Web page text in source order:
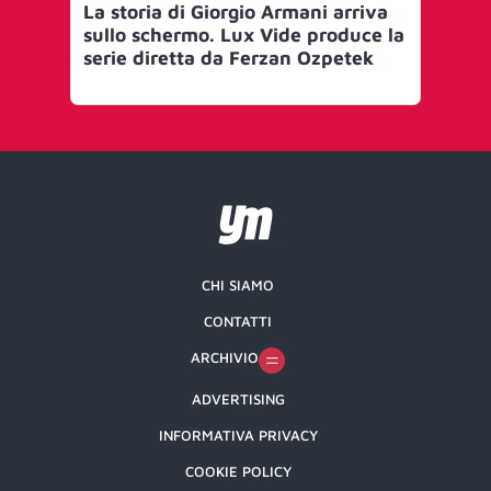
La storia di Giorgio Armani arriva
sullo schermo. Lux Vide produce la
serie diretta da Ferzan Ozpetek
CHI SIAMO
CONTATTI
ARCHIVIO
ADVERTISING
INFORMATIVA PRIVACY
COOKIE POLICY